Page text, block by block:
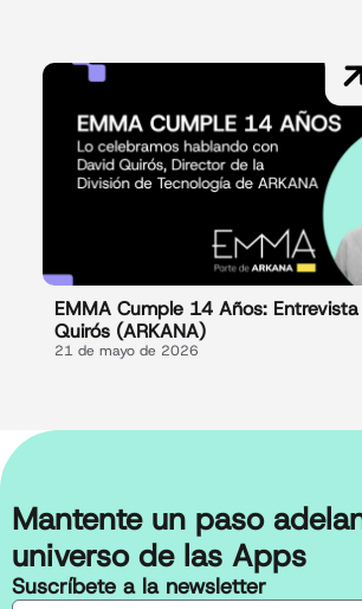
EMMA Cumple 14 Años:
Quirós (ARKANA)
21 de mayo de 2026
Mantente un paso
universo de las Apps
Suscríbete a la newsletter